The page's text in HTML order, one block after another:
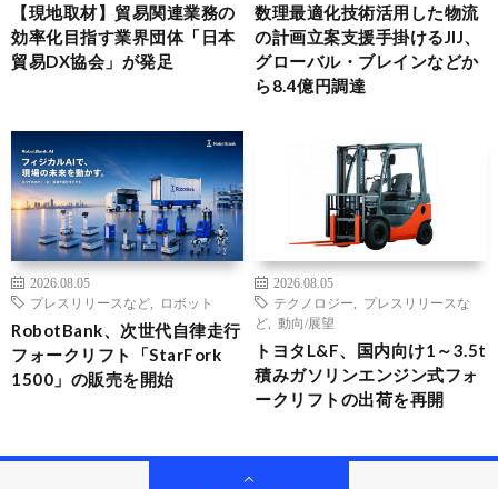
【現地取材】貿易関連業務の
効率化目指す業界団体「日本
貿易DX協会」が発足
数理最適化技術活用した物流
の計画立案支援手掛けるJIJ、
グローバル・ブレインなどか
ら8.4億円調達
2026.08.05
プレスリリースなど
ロボット
RobotBank、次世代自律走行
フォークリフト「StarFork
1500」の販売を開始
2026.08.05
テクノロジー
プレスリリースな
ど
動向/展望
トヨタL&F、国内向け1～3.5t
積みガソリンエンジン式フォ
ークリフトの出荷を再開